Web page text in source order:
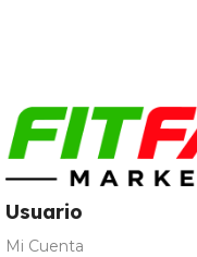
Usuario
Mi Cuenta